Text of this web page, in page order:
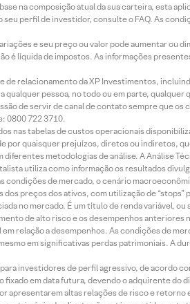
na composição atual da sua carteira, esta
perfil de investidor, consulte o FAQ. As
e seu preço ou valor pode aumentar ou
é líquida de impostos. As informações
relacionamento da XP Investimentos,
qualquer pessoa, no todo ou em parte,
de servir de canal de contato sempre que
0800 722 3710.
nas tabelas de custos operacionais
por quaisquer prejuízos, diretos ou indiretos,
diferentes metodologias de análise. A
utiliza como informação os resultados
condições de mercado, o cenário
preços dos ativos, com utilização de “stops”
no mercado. É um título de renda variável,
de alto risco e os desempenhos
relação a desempenhos. As condições de
em significativas perdas patrimoniais. A
investidores de perfil agressivo, de acordo
em data futura, devendo o adquirente
apresentarem altas relações de risco e